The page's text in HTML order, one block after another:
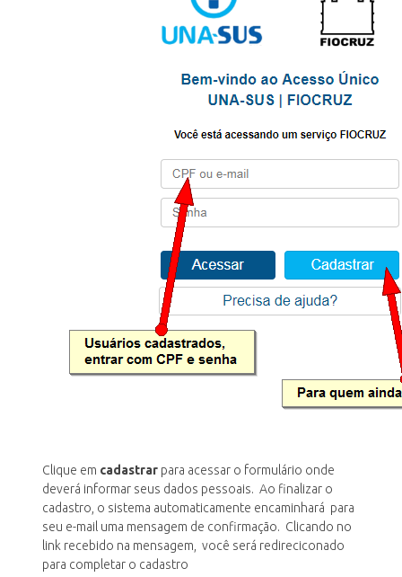
Clique em cadastrar para acessar o formulário onde
deverá informar seus dados pessoais. Ao finalizar o
cadastro, o sistema automaticamente encaminhará para
seu e-mail uma mensagem de confirmação. Clicando no
link recebido na mensagem, você será redireciconado
para completar o cadastro